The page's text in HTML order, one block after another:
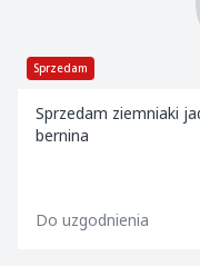
Sprzedam
Sprzedam ziemniaki
bernina
Do uzgodnienia